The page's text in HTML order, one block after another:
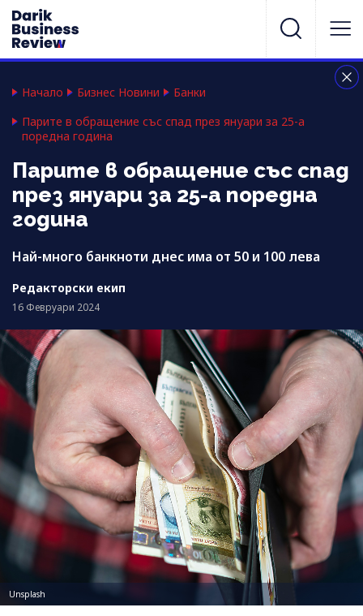
Начало Бизнес Новини
Банки
Парите в обращение със спад през януари за 25-а
поредна година
Парите в обращение със спад
през януари за 25-а поредна
година
Най-много банкноти днес има от 50 и 100 лева
Редакторски екип
16 Февруари 2024
Unsplash